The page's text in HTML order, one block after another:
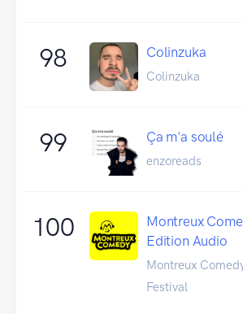
98 Colinzuka
Colinzuka
99 Ça m'a soulé
enzoreads
100
Montreux
Edition Audio
Montreux
Festival